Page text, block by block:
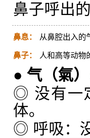
鼻子呼出
鼻息： 从鼻腔出入的
鼻子： 人和高等动物
● 气 （氣）
◎ 没有一
体。
◎ 呼吸：